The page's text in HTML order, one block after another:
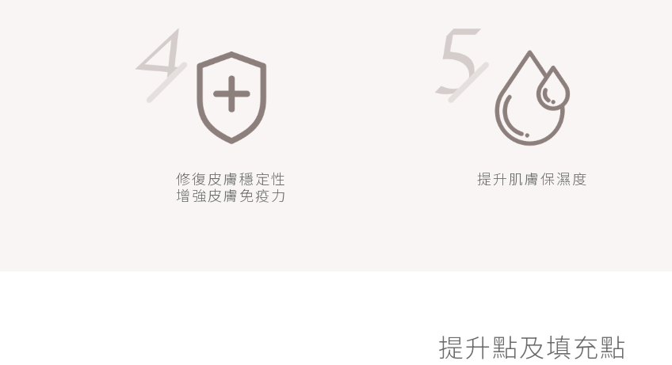
修復皮膚穩定性
增強皮膚免疫力
提升肌膚保濕度
提升點及填充點